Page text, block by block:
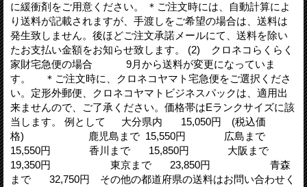
に緩衝剤をご用意ください。 ＊ご注文時には、自動計算によ
り送料が記載されますが、手渡しをご希望の場合は、送料は
発生致しません。後ほどご注文承諾メールにて、送料を除い
たお支払い金額をお知らせ致します。 (2) クロネコらくらく
家財宅急便の場合 9月から送料が変更になっていま
す。 ＊ご注文時に、クロネコヤマト宅急便をご選択くださ
い。定形外郵便、クロネコヤマトビジネスパックは、適用出
来ませんので、ご了承ください。価格帯はEランクサイズに該
当します。 例として 大分県内 15,050円 (税込価
格) 鹿児島まで 15,550円 広島まで
15,550円 香川まで 15,850円 大阪まで
19,350円 東京まで 23,850円 青森
まで 32,750円 その他の都道府県の送料はお問い合わせく